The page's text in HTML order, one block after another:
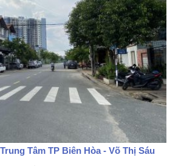
Tâm TP Biên Hòa - Võ Thị Sáu